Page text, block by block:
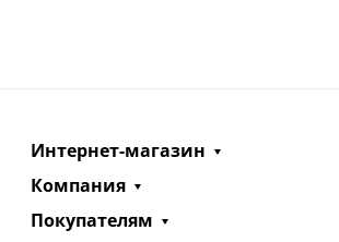
Интернет-магазин
Компания
Покупателям